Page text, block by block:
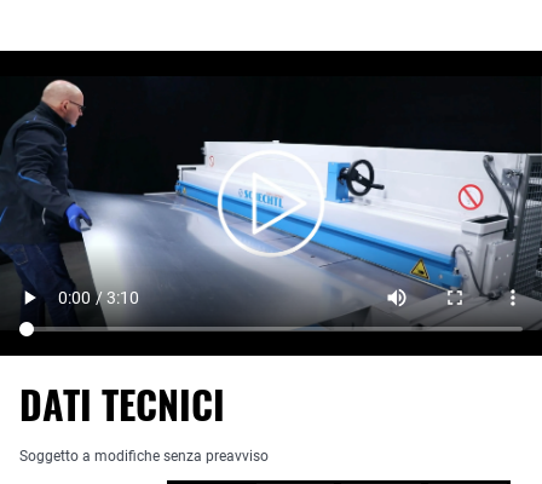
DATI TECNICI
Soggetto a modifiche senza preavviso